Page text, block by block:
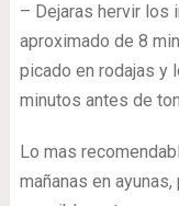
– Dejaras hervir los
aproximado de 8
picado en rodajas y
minutos antes de
Lo mas
mañanas en